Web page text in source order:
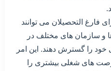
فارغ التحصیلان می توانند
و سازمان های مختلف در
خود را گسترش دهند. این امر
های شغلی بیشتری را